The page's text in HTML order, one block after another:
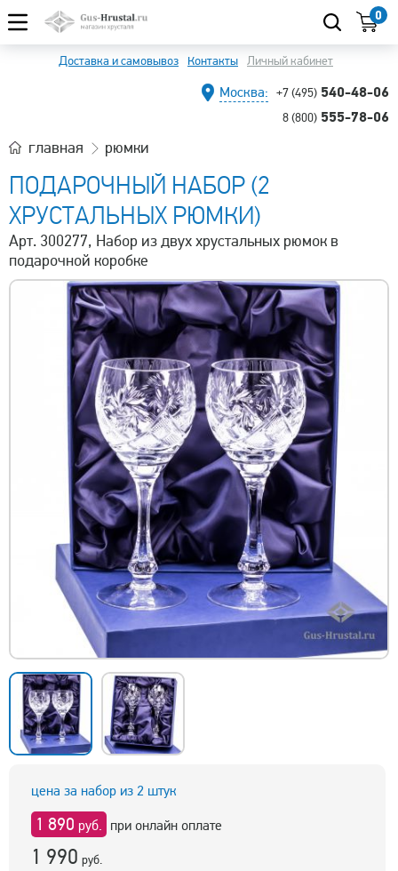
0
Доставка и самовывоз Контакты Личный кабинет
Москва: +7 (495) 540-48-06
8 (800) 555-78-06
главная рюмки
ПОДАРОЧНЫЙ НАБОР (2
ХРУСТАЛЬНЫХ РЮМКИ)
Арт. 300277, Набор из двух хрустальных рюмок в
подарочной коробке
цена за набор из 2 штук
1 890 руб. при онлайн оплате
1 990 руб.